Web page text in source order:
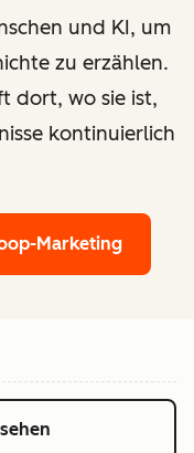
und KI, um
zu erzählen.
dort, wo sie ist,
kontinuierlich
Marketing